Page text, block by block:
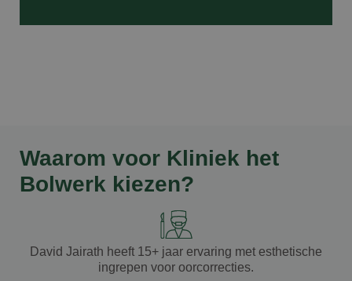
Waarom voor Kliniek het
Bolwerk kiezen?
David Jairath heeft 15+ jaar ervaring met esthetische
ingrepen voor oorcorrecties.